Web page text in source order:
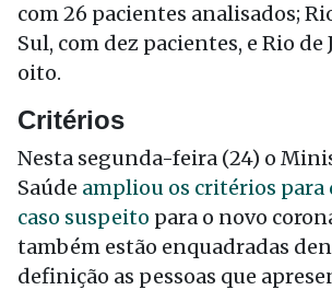
com 26 pacientes analisados;
Sul, com dez pacientes, e Rio de
oito.
Critérios
Nesta segunda-feira (24) o
Saúde ampliou os critérios para
caso suspeito para o novo
também estão enquadradas
definição as pessoas que